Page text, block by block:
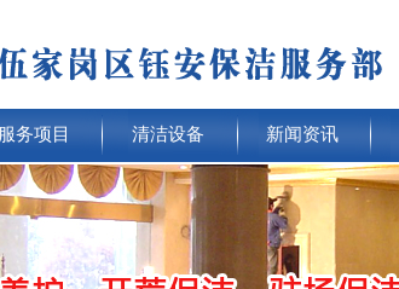
服务项目 清洁设备 新闻资讯